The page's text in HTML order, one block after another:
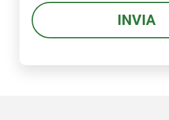
P
o
c
INVIA